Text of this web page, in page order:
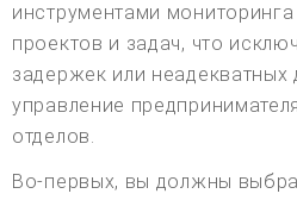
инструментами
проектов и задач, что
задержек или неадекватных
управление
отделов.
Во-первых, вы должны